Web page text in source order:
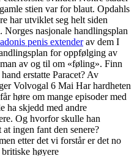
stien var for blaut. Opdahls
har utviklet seg helt siden
nasjonale handlingsplan
penis extenderav dem I
for oppfølging av
av og til om «føling». Finn
erstatte Paracet? Av
Volvogal 6 Mai Har hardheten
høre om mange episoder med
ha skjedd med andre
Og hvorfor skulle han
ingen fant den senere?
etter det vi forstår er det no
høyere